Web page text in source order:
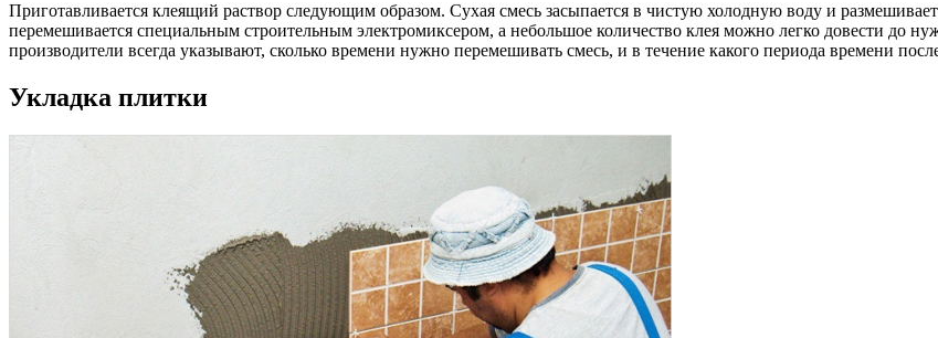
Приготавливается клеящий раствор следующим образом. Сухая смесь засыпается в чистую холодную воду и
перемешивается специальным строительным электромиксером, а небольшое количество клея можно легко довести до
производители всегда указывают, сколько времени нужно перемешивать смесь, и в течение какого периода времени
Укладка плитки